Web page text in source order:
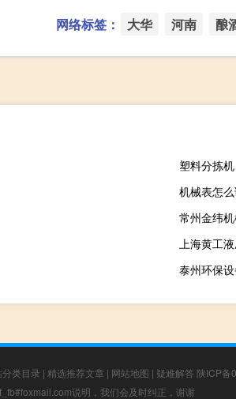
网络标签： 大华 河南 酿
塑料分拣机
机械表怎
常州金纬
上海黄工
泰州环保
分类目录 | 精选推荐文章 | 网站地图 | 疑难解答 陕ICP备
说明，我们会及时纠正，谢谢